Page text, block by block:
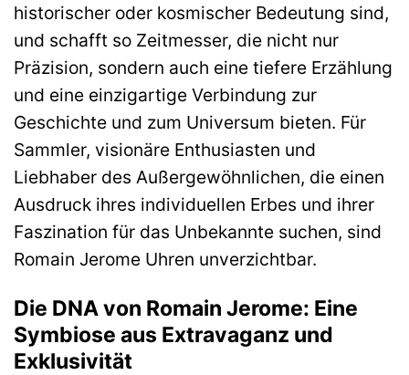
historischer oder kosmischer Bedeutung sind,
und schafft so Zeitmesser, die nicht nur
Präzision, sondern auch eine tiefere Erzählung
und eine einzigartige Verbindung zur
Geschichte und zum Universum bieten. Für
Sammler, visionäre Enthusiasten und
Liebhaber des Außergewöhnlichen, die einen
Ausdruck ihres individuellen Erbes und ihrer
Faszination für das Unbekannte suchen, sind
Romain Jerome Uhren unverzichtbar.
Die DNA von Romain Jerome: Eine
Symbiose aus Extravaganz und
Exklusivität